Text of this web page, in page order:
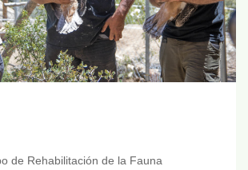
de Rehabilitación de la Fauna